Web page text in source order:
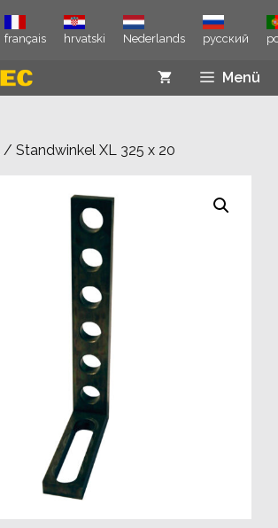
français hrvatski Nederlands русский
Menü
/ Standwinkel XL 325 x 20